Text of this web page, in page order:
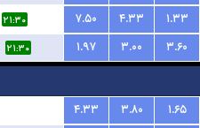
۲۱:۳۰ ۷.۵۰ ۴.۳۳
۱.۳۳
۲۱:۳۰ ۱.۹۷ ۳.۰۰
۳.۶۰
۴.۳۳ ۳.۸۰
۱.۶۵